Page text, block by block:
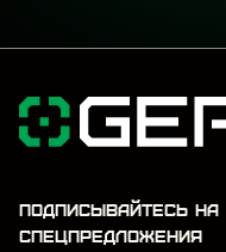
ПОДПИСЫВАЙТЕСЬ
СПЕЦПРЕДЛОЖЕНИЯ